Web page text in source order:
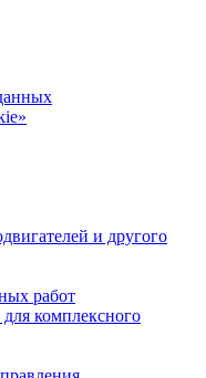
и другого
работ
комплексного